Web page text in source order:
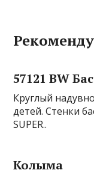
57121 BW
Круглый
детей. Стенки
SUPER..
Колыма